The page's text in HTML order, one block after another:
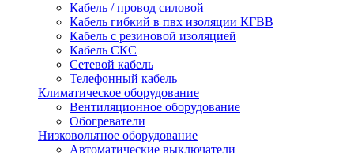
Кабель / провод силовой
Кабель гибкий в пвх изоляции КГВВ
Кабель с резиновой изоляцией
Кабель СКС
Сетевой кабель
Телефонный кабель
Климатическое оборудование
Вентиляционное оборудование
Обогреватели
Низковольтное оборудование
Автоматические выключатели